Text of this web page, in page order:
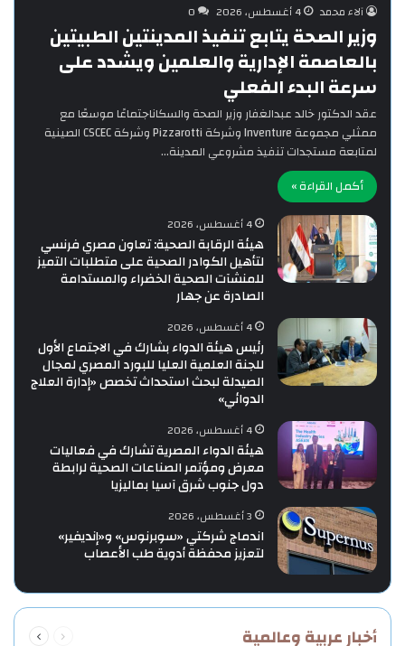
آلاء محمد
4 أغسطس، 2026 0
وزير الصحة يتابع تنفيذ المدينتين الطبيتين
بالعاصمة الإدارية والعلمين ويشدد على
سرعة البدء الفعلي
‎عقد الدكتور خالد عبدالغفار وزير الصحة والسكاناجتماعًا موسعًا مع
ممثلي مجموعة Inventure وشركة Pizzarotti وشركة CSCEC الصينية
لمتابعة مستجدات تنفيذ مشروعي المدينة…
أكمل القراءة »
4 أغسطس، 2026
هيئة الرقابة الصحية: تعاون مصري فرنسي
لتأهيل الكوادر الصحية على متطلبات التميز
للمنشآت الصحية الخضراء والمستدامة
الصادرة عن جهار
4 أغسطس، 2026
رئيس هيئة الدواء بشارك في الاجتماع الأول
للجنة العلمية العليا للبورد المصري لمجال
الصيدلة لبحث استحداث تخصص «إدارة العلاج
الدوائي»
4 أغسطس، 2026
هيئة الدواء المصرية تشارك في فعاليات
معرض ومؤتمر الصناعات الصحية لرابطة
دول جنوب شرق آسيا بماليزيا
3 أغسطس، 2026
اندماج شركتي «سوبرنوس» و«إنديفير»
لتعزيز محفظة أدوية طب الأعصاب
أخبار عربية وعالمية الصفحةالصفحة